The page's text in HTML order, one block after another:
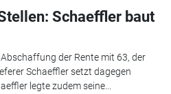
Schaeffler baut
der Rente mit 63, der
Schaeffler setzt dagegen
legte zudem seine...